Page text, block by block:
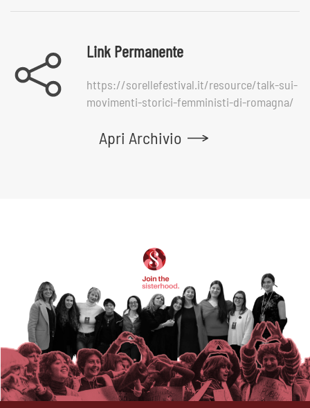
Link Permanente
https://sorellefestival.it/resource/talk-sui-
movimenti-storici-femministi-di-romagna/
Apri Archivio